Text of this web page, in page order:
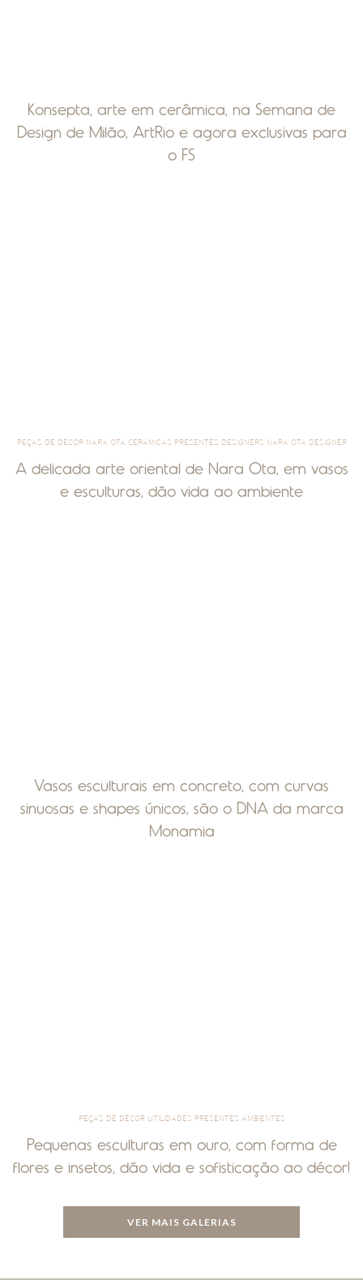
Konsepta, arte em cerâmica, na Semana de
Design de Milão, ArtRio e agora exclusivas para
o FS
PEÇAS DE DÉCOR NARA OTA CERÂMICAS PRESENTES DESIGNERS NARA OTA DESIGNER
A delicada arte oriental de Nara Ota, em vasos
e esculturas, dão vida ao ambiente
Vasos esculturais em concreto, com curvas
sinuosas e shapes únicos, são o DNA da marca
Monamia
PEÇAS DE DÉCOR UTILIDADES PRESENTES AMBIENTES
Pequenas esculturas em ouro, com forma de
flores e insetos, dão vida e sofisticação ao décor!
VER MAIS GALERIAS